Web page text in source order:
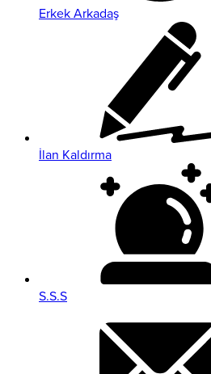
Erkek Arkadaş
İlan Kaldırma
S.S.S